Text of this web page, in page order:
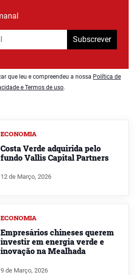
Subscrever
que leu e compreendeu a nossa Política de
e Termos de uso.
ECONOMIA
Costa Verde adquirida pelo
fundo Vallis Capital Partners
12 de Março, 2026
ECONOMIA
Empresários chineses querem
investir em energia verde e
inovação na Mealhada
9 de Março, 2026